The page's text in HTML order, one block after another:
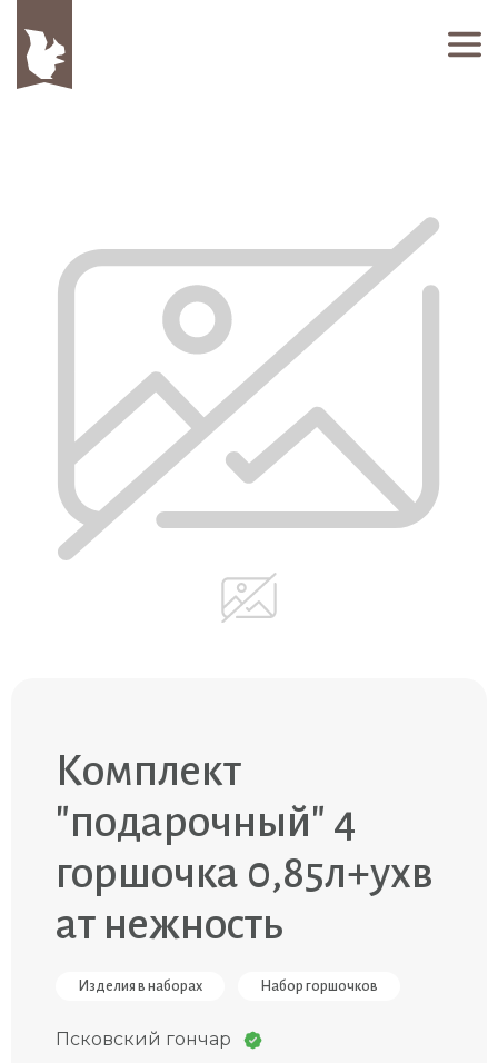
Комплект
"подарочный" 4
горшочка 0,85л+ухв
ат нежность
Изделия в наборах Набор горшочков
Псковский гончар